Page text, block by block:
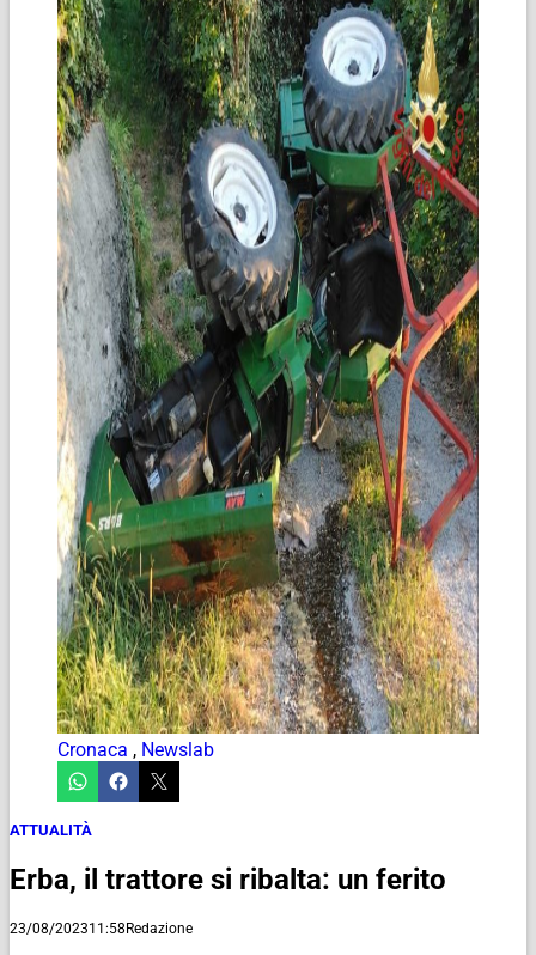
Cronaca , Newslab
ATTUALITÀ
Erba, il trattore si ribalta: un ferito
23/08/202311:58Redazione